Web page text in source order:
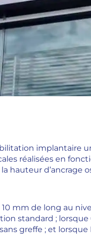
implantaire
réalisées en
hauteur d’ancrage
mm de long au
standard ;
greffe ; et lorsque